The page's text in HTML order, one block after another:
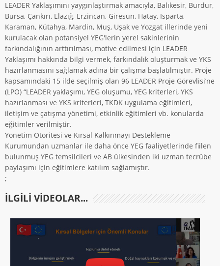
LEADER Yaklaşımını yaygınlaştırmak amacıyla, Balıkesir, Burdur,
Bursa, Çankırı, Elazığ, Erzincan, Giresun, Hatay, Isparta,
Karaman, Kütahya, Mardin, Muş, Uşak ve Yozgat illerinde yeni
kurulacak olan potansiyel YEG'lerin yerel sakinlerinin
farkındalığının arttırılması, motive edilmesi için LEADER
Yaklaşımı hakkında bilgi vermek, farkındalık oluşturmak ve YKS
hazırlanmasını sağlamak adına bir çalışma başlatılmıştır. Proje
kapsamındaki 15 ilde seçilmiş olan 96 LEADER Proje Görevlisi’ne
(LPO) “LEADER yaklaşımı, YEG oluşumu, YEG kriterleri, YKS
hazırlanması ve YKS kriterleri, TKDK uygulama eğitimleri,
iletişim ve çatışma yönetimi, etkinlik eğitimleri vb. konularda
eğitimler verilmiştir.
Yönetim Otoritesi ve Kırsal Kalkınmayı Destekleme
Kurumundan uzmanlar ile daha önce YEG faaliyetlerinde fiilen
bulunmuş YEG temsilcileri ve AB ülkesinden iki uzman tecrübe
paylaşımı için eğitimlere katılım sağlamıştır.
;
ILGILI VIDEOLAR...